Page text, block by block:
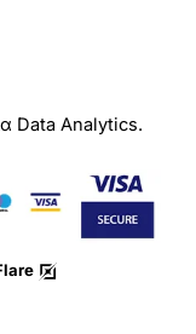
Data Analytics.